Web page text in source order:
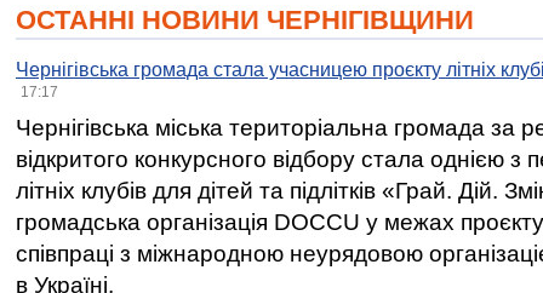
ОСТАННІ НОВИНИ ЧЕРНІГІВЩИНИ
Чернігівська громада стала учасницею проєкту літніх
17:17
Чернігівська міська територіальна громада за
відкритого конкурсного відбору стала однією
літніх клубів для дітей та підлітків «Грай. Дій.
громадська організація DOCCU у межах
співпраці з міжнародною неурядовою
в Україні.